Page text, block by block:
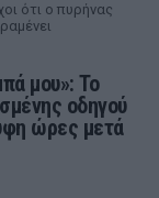
ότι ο πυρήνας
μου»: Το
οδηγού
ώρες μετά